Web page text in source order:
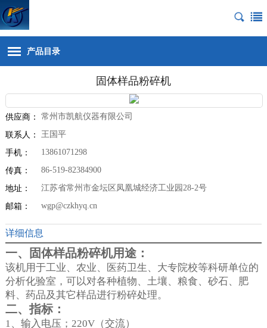
产品目录
固体样品粉碎机
供应商： 常州市凯航仪器有限公司
联系人： 王国平
手机： 13861071298
传真： 86-519-82384900
地址： 江苏省常州市金坛区凤凰城经济工业园28-2号
邮箱： wgp@czkhyq.cn
详细信息
一、固体样品粉碎机用途：
该机用于工业、农业、医药卫生、大专院校等科研单位的
分析化验室，可以对各种植物、土壤、粮食、砂石、肥
料、药品及其它样品进行粉碎处理。
二、指标：
1、输入电压； 220V（交流）